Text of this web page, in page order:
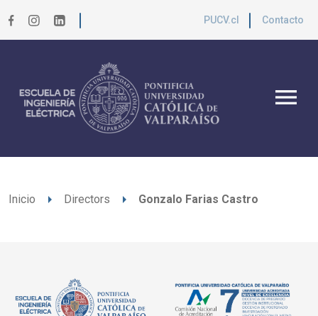
PUCV.cl Contacto
menu
Inicio arrow_right Directors arrow_right Gonzalo Farias Castro